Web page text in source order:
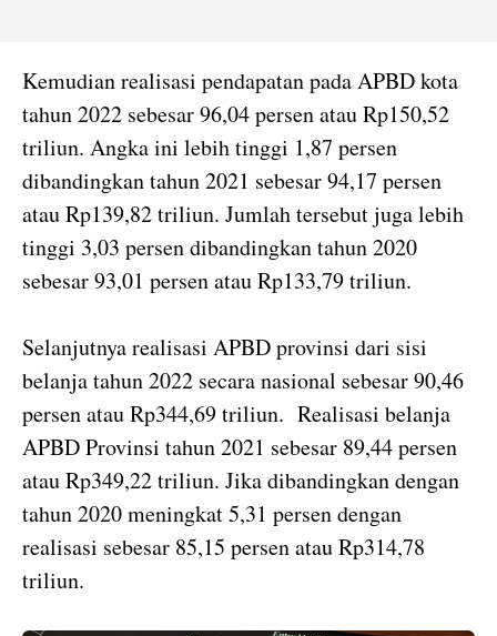
Kemudian realisasi pendapatan pada APBD kota
tahun 2022 sebesar 96,04 persen atau Rp150,52
triliun. Angka ini lebih tinggi 1,87 persen
dibandingkan tahun 2021 sebesar 94,17 persen
atau Rp139,82 triliun. Jumlah tersebut juga lebih
tinggi 3,03 persen dibandingkan tahun 2020
sebesar 93,01 persen atau Rp133,79 triliun.
Selanjutnya realisasi APBD provinsi dari sisi
belanja tahun 2022 secara nasional sebesar 90,46
persen atau Rp344,69 triliun. Realisasi belanja
APBD Provinsi tahun 2021 sebesar 89,44 persen
atau Rp349,22 triliun. Jika dibandingkan dengan
tahun 2020 meningkat 5,31 persen dengan
realisasi sebesar 85,15 persen atau Rp314,78
triliun.